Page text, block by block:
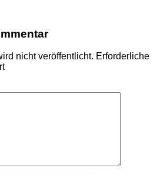
nicht veröffentlicht. Erforderliche